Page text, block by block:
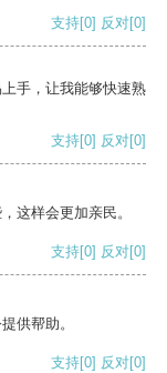
支持[0] 反对[0]
手，让我能够快速熟
支持[0] 反对[0]
这样会更加亲民。
支持[0] 反对[0]
供帮助。
支持[0] 反对[0]